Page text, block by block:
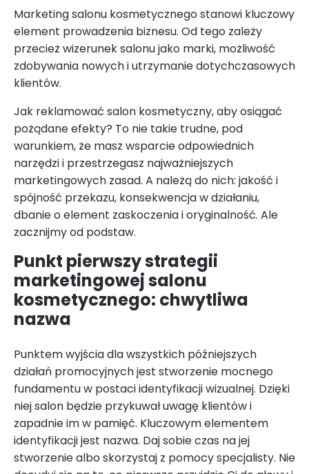
Marketing salonu kosmetycznego stanowi kluczowy
element prowadzenia biznesu. Od tego zależy
przecież wizerunek salonu jako marki, możliwość
zdobywania nowych i utrzymanie dotychczasowych
klientów.
Jak reklamować salon kosmetyczny, aby osiągać
pożądane efekty? To nie takie trudne, pod
warunkiem, że masz wsparcie odpowiednich
narzędzi i przestrzegasz najważniejszych
marketingowych zasad. A należą do nich: jakość i
spójność przekazu, konsekwencja w działaniu,
dbanie o element zaskoczenia i oryginalność. Ale
zacznijmy od podstaw.
Punkt pierwszy strategii
marketingowej salonu
kosmetycznego: chwytliwa
nazwa
Punktem wyjścia dla wszystkich późniejszych
działań promocyjnych jest stworzenie mocnego
fundamentu w postaci identyfikacji wizualnej. Dzięki
niej salon będzie przykuwał uwagę klientów i
zapadnie im w pamięć. Kluczowym elementem
identyfikacji jest nazwa. Daj sobie czas na jej
stworzenie albo skorzystaj z pomocy specjalisty. Nie